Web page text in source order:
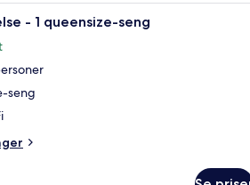
Et hotelværelse med seng,
- 1 queensize-seng
seng